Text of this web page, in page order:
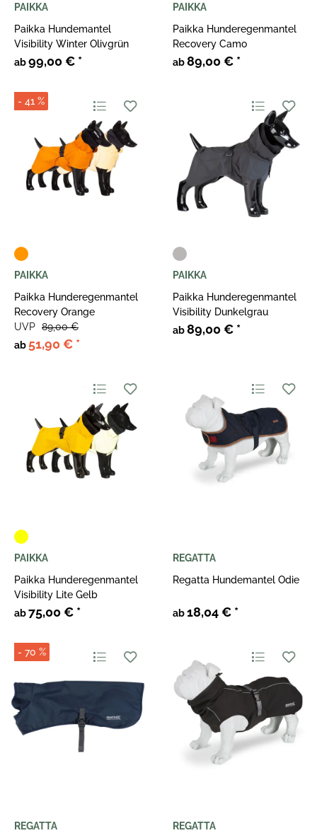
PAIKKA
Paikka Hundemantel
Visibility Winter Olivgrün
ab99,00 € *
PAIKKA
Paikka Hunderegenmantel
Recovery Camo
ab89,00 € *
- 41 %
PAIKKA
Paikka Hunderegenmantel
Recovery Orange
ab 51,90 € *
UVP 89,00 €
PAIKKA
Paikka Hunderegenmantel
Visibility Dunkelgrau
ab89,00 € *
PAIKKA
Paikka Hunderegenmantel
Visibility Lite Gelb
ab75,00 € *
REGATTA
Regatta Hundemantel Odie
ab18,04 € *
- 70 %
REGATTA
REGATTA